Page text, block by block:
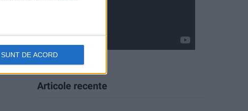
SUNT DE ACORD
Articole recente